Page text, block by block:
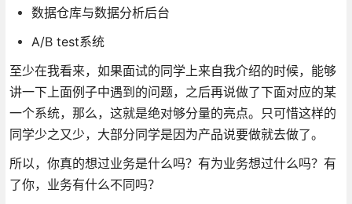
数据仓库与数据分析后台
A/B test系统
至少在我看来，如果面试的同学上来自我介绍的时候，能够
讲一下上面例子中遇到的问题，之后再说做了下面对应的某
一个系统，那么，这就是绝对够分量的亮点。只可惜这样的
同学少之又少，大部分同学是因为产品说要做就去做了。
所以，你真的想过业务是什么吗？有为业务想过什么吗？有
了你，业务有什么不同吗？